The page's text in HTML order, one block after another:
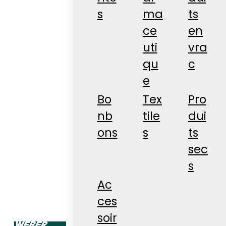
s
ma
ce
uti
qu
e
ts
en
vra
c
Bo
nb
ons
Tex
tile
s
Pro
dui
ts
sec
s
Ac
ces
soir